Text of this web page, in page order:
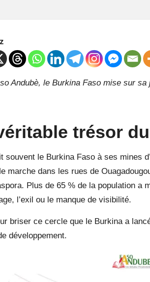
Andubè, le Burkina Faso mise sur
trésor
souvent le Burkina Faso à ses mines
marche dans les rues de
Plus de 65 % de la population a
l’exil ou le manque de visibilité.
briser ce cercle que le Burkina a
développement.